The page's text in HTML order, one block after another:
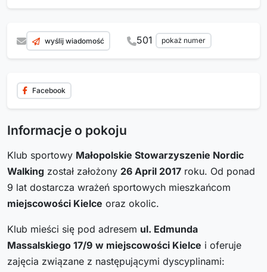
wyślij wiadomość 501 pokaż numer
Facebook
Informacje o pokoju
Klub sportowy Małopolskie Stowarzyszenie Nordic
Walking został założony 26 April 2017 roku. Od ponad
9 lat dostarcza wrażeń sportowych mieszkańcom
miejscowości Kielce oraz okolic.
Klub mieści się pod adresem ul. Edmunda
Massalskiego 17/9 w miejscowości Kielce i oferuje
zajęcia związane z następującymi dyscyplinami: